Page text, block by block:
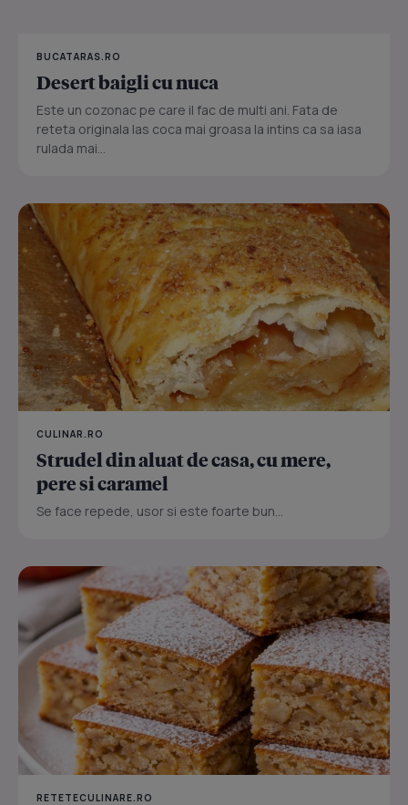
BUCATARAS.RO
Desert baigli cu nuca
Este un cozonac pe care il fac de multi ani. Fata de
reteta originala las coca mai groasa la intins ca sa iasa
rulada mai...
CULINAR.RO
Strudel din aluat de casa, cu mere,
pere si caramel
Se face repede, usor si este foarte bun...
RETETECULINARE.RO